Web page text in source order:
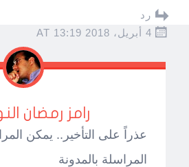
رد
4 أبريل، 2018 AT 13:19
رامز رمضان
عذراً على التأخير.. يمكن
المراسلة بالمدونة